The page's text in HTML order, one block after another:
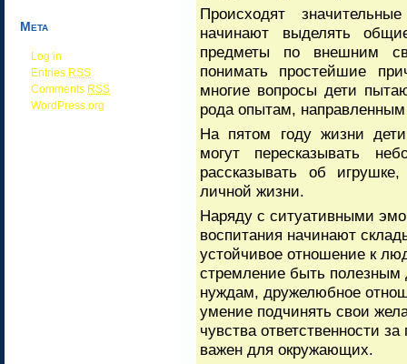
Мета
Log in
Entries RSS
Comments RSS
WordPress.org
Происходят
начинают выделять
предметы по внешним
понимать простейшие
многие вопросы дети
рода опытам,
На пятом году жизни
могут пересказывать
рассказывать об
личной жизни.
Наряду с ситуативными
воспитания начинают
устойчивое отношение к
стремление быть
нуждам, дружелюбное
умение подчинять свои
чувства ответственности
важен для окружающих.